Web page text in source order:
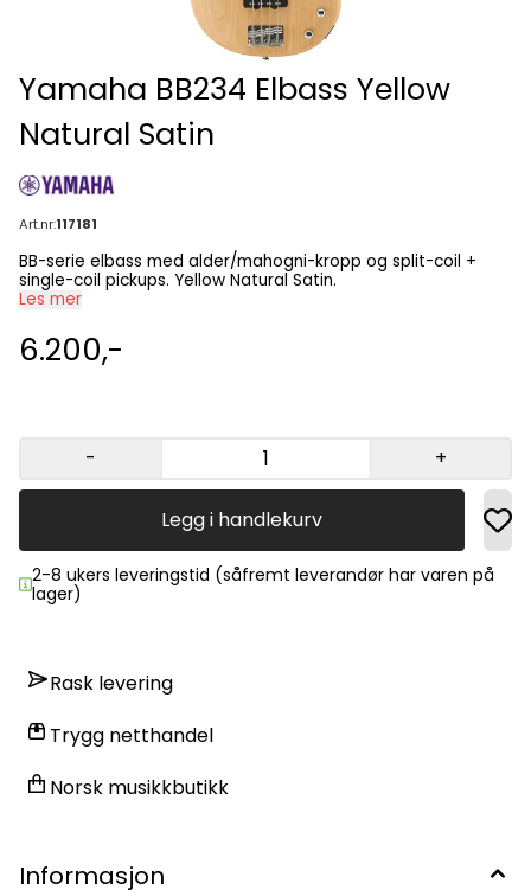
Yamaha BB234 Elbass Yellow
Natural Satin
Art.nr:117181
BB-serie elbass med alder/mahogni-kropp og split-coil +
single-coil pickups. Yellow Natural Satin.
Les mer
6.200,-
- +
Legg i handlekurv
2-8 ukers leveringstid (såfremt leverandør har varen på
lager)
Rask levering
Trygg netthandel
Norsk musikkbutikk
Informasjon